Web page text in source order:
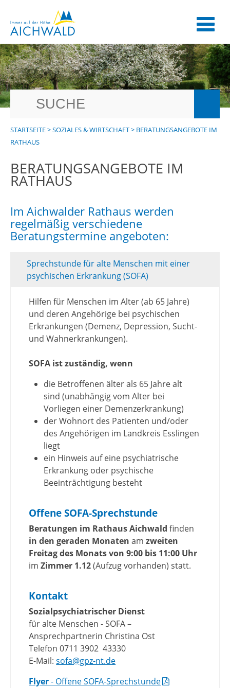
STARTSEITE>SOZIALES & WIRTSCHAFT> BERATUNGSANGEBOTE IM
RATHAUS
BERATUNGSANGEBOTE IM
RATHAUS
Im Aichwalder Rathaus werden
regelmäßig verschiedene
Beratungstermine angeboten:
Sprechstunde für alte Menschen mit einer
psychischen Erkrankung (SOFA)
Hilfen für Menschen im Alter (ab 65 Jahre)
und deren Angehörige bei psychischen
Erkrankungen (Demenz, Depression, Sucht-
und Wahnerkrankungen).
SOFA ist zuständig, wenn
die Betroffenen älter als 65 Jahre alt
sind (unabhängig vom Alter bei
Vorliegen einer Demenzerkrankung)
der Wohnort des Patienten und/oder
des Angehörigen im Landkreis Esslingen
liegt
ein Hinweis auf eine psychiatrische
Erkrankung oder psychische
Beeinträchtigung besteht
Offene SOFA-Sprechstunde
Beratungen im Rathaus Aichwald finden
in den geraden Monatenam zweiten
Freitag des Monats von 9:00 bis 11:00 Uhr
imZimmer 1.12(Aufzug vorhanden) statt.
Kontakt
Sozialpsychiatrischer Dienst
für alte Menschen - SOFA –
Ansprechpartnerin Christina Ost
Telefon 0711 3902 43330
E-Mail:sofa@gpz-nt.de
Flyer- Offene SOFA-Sprechstunde